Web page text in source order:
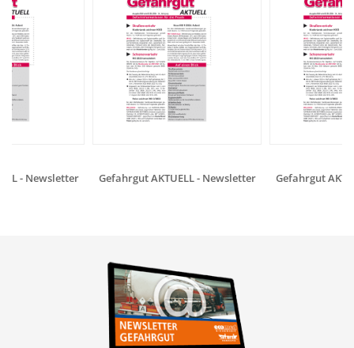
- Newsletter Gefahrgut AKTUELL - Newsletter Gefahrgut